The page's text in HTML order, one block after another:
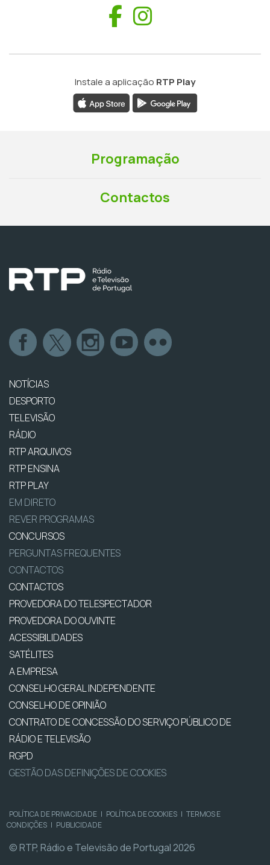
Facebook
Instale a aplicação RTP Play
Programação
Contactos
NOTÍCIAS
DESPORTO
TELEVISÃO
RÁDIO
RTP ARQUIVOS
RTP ENSINA
RTP PLAY
EM DIRETO
REVER PROGRAMAS
CONCURSOS
PERGUNTAS FREQUENTES
CONTACTOS
CONTACTOS
PROVEDORA DO TELESPECTADOR
PROVEDORA DO OUVINTE
ACESSIBILIDADES
SATÉLITES
A EMPRESA
CONSELHO GERAL INDEPENDENTE
CONSELHO DE OPINIÃO
CONTRATO DE CONCESSÃO DO SERVIÇO PÚBLICO DE
RÁDIO E TELEVISÃO
RGPD
GESTÃO DAS DEFINIÇÕES DE COOKIES
POLÍTICA DE PRIVACIDADE | POLÍTICA DE COOKIES | TERMOS E
CONDIÇÕES | PUBLICIDADE
© RTP, Rádio e Televisão de Portugal 2026